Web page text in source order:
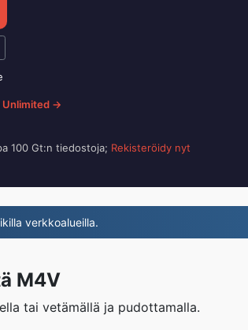
Unlimited →
100 Gt:n tiedostoja; Rekisteröidy nyt
verkkoalueilla.
M4V
tai vetämällä ja pudottamalla.